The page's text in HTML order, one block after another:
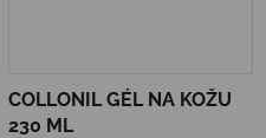
COLLONIL GÉL NA KOŽU
230 ML